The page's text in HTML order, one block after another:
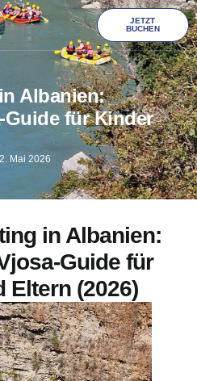
JETZT
BUCHEN
Albanien:
für Kinder
2. Mai 2026
in Albanien:
Guide für
Eltern (2026)